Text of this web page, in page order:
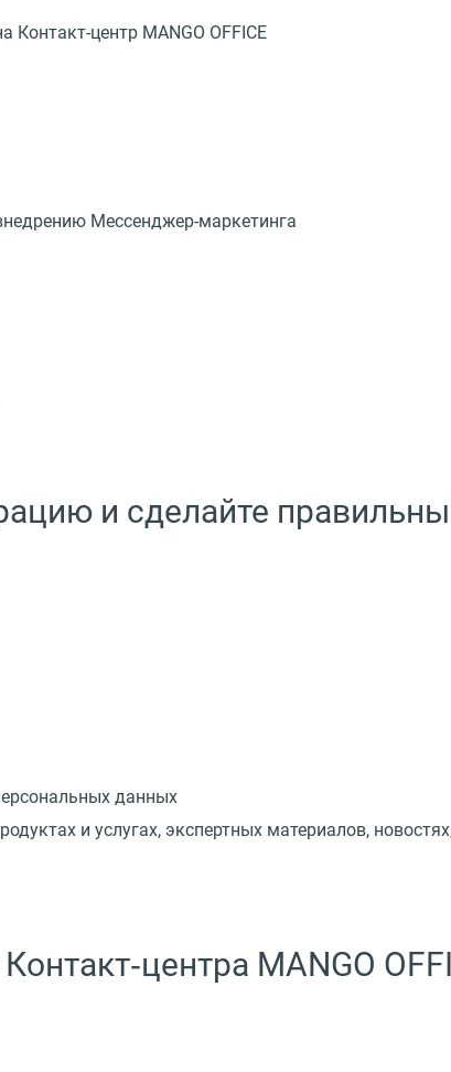
центр MANGO OFFICE
Мессенджер-маркетинга
и сделайте
данных
и услугах, экспертных материалов,
MANGO